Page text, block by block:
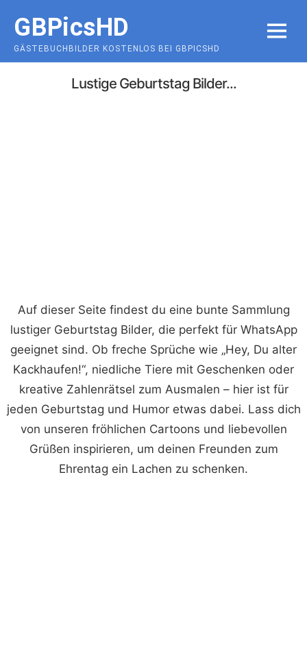
content
GBPicsHD
GÄSTEBUCHBILDER KOSTENLOS BEI GBPICSHD
MENU
Lustige Geburtstag Bilder...
Auf dieser Seite findest du eine bunte Sammlung
lustiger Geburtstag Bilder, die perfekt für WhatsApp
geeignet sind. Ob freche Sprüche wie „Hey, Du alter
Kackhaufen!“, niedliche Tiere mit Geschenken oder
kreative Zahlenrätsel zum Ausmalen – hier ist für
jeden Geburtstag und Humor etwas dabei. Lass dich
von unseren fröhlichen Cartoons und liebevollen
Grüßen inspirieren, um deinen Freunden zum
Ehrentag ein Lachen zu schenken.